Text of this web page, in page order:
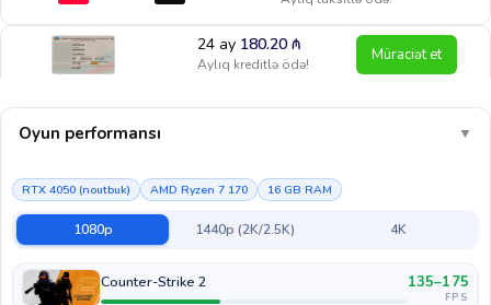
24 ay 180.20₼
Aylıq kreditlə ödə! Müraciət et
Oyun performansı ▼
RTX 4050 (noutbuk) AMD Ryzen 7 170 16 GB RAM
1080p 1440p (2K/2.5K) 4K
Counter-Strike 2 135–175
FPS